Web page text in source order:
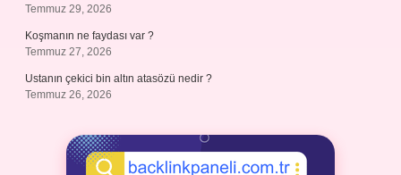
Temmuz 29, 2026
Koşmanın ne faydası var ?
Temmuz 27, 2026
Ustanın çekici bin altın atasözü nedir ?
Temmuz 26, 2026